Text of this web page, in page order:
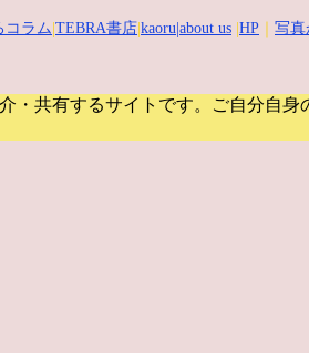
コラム TEBRA書店 kaoru |about us HP 写真
・共有するサイトです。
ご自分自身